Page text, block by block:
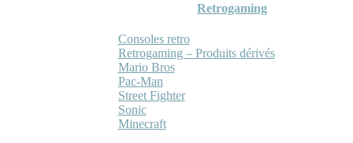
Retrogaming
Consoles retro
Retrogaming – Produits dérivés
Mario Bros
Pac-Man
Street Fighter
Sonic
Minecraft